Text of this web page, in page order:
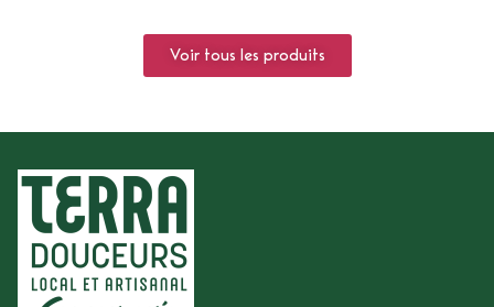
Voir tous les produits